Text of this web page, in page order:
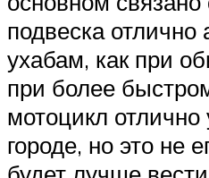
подвеска отлично
ухабам, как при
при более
мотоцикл отлично
городе, но это не